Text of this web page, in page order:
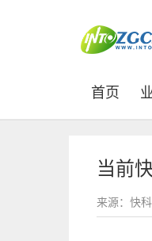
首页
当前
来源：快